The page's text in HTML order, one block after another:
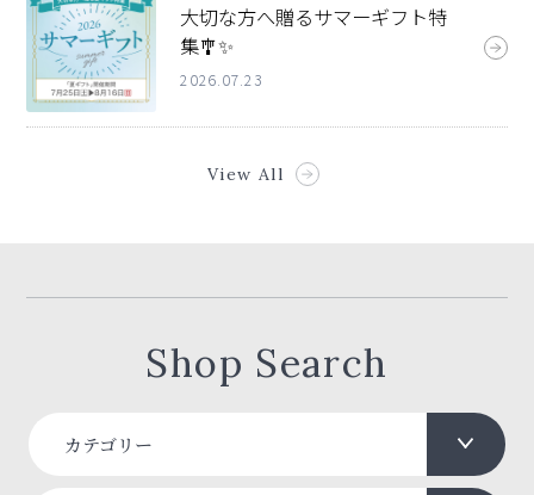
大切な方へ贈るサマーギフト特
集🎐✨
2026.07.23
View All
Shop Search
カテゴリー